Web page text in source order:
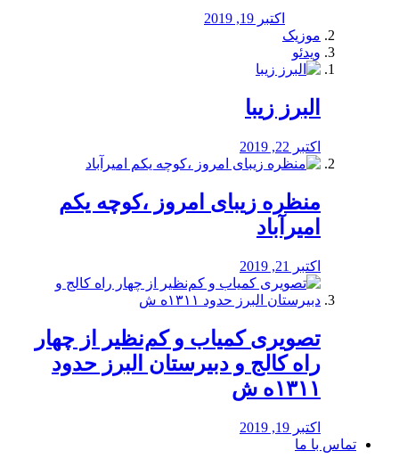
اکتبر 19, 2019
موزیک
ویدئو
البرز زیبا
اکتبر 22, 2019
منظره‌‌ زیبای امروز ،کوچه یکم
امیرآباد
اکتبر 21, 2019
️تصویری کمیاب و کم‌نظیر از چهار
راه كالج و دبيرستان البرز حدود
۱۳۱۱ه ش
اکتبر 19, 2019
تماس با ما